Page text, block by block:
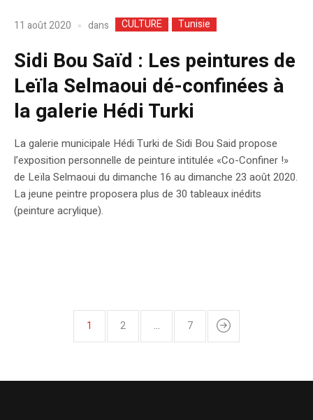
11 août 2020 dans CULTURE Tunisie
Sidi Bou Saïd : Les peintures de
Leïla Selmaoui dé-confinées à
la galerie Hédi Turki
La galerie municipale Hédi Turki de Sidi Bou Said propose
l’exposition personnelle de peinture intitulée «Co-Confiner !»
de Leïla Selmaoui du dimanche 16 au dimanche 23 août 2020.
La jeune peintre proposera plus de 30 tableaux inédits
(peinture acrylique).
1 2 … 7